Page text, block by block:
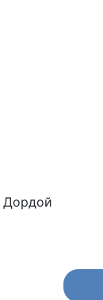
Дордой